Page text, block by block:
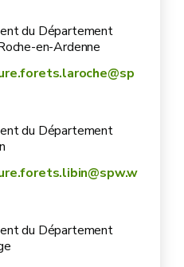
du Département
en-Ardenne
du Département
du Département